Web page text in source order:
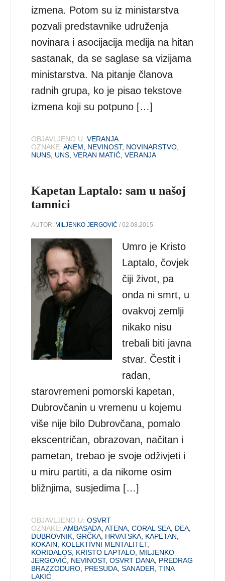
izmena. Potom su iz ministarstva
pozvali predstavnike udruženja
novinara i asocijacija medija na hitan
sastanak, da se saglase sa vizijama
ministarstva. Na pitanje članova
radnih grupa, ko je pisao tekstove
izmena koji su potpuno […]
OBJAVLJENO U: VERANJA
OZNAKE: ANEM NEVINOST, NOVINARSTVO
NUNS UNS ,VERAN MATIĆ ,VERANJA
Kapetan Laptalo: sam u našoj
tamnici
AUTOR: MILJENKO JERGOVIĆ / 02.08.2015.
Umro je Kristo
Laptalo, čovjek
čiji život, pa
onda ni smrt, u
ovakvoj zemlji
nikako nisu
trebali biti javna
stvar. Čestit i
radan,
starovremeni pomorski kapetan,
Dubrovčanin u vremenu u kojemu
više nije bilo Dubrovčana, pomalo
ekscentričan, obrazovan, načitan i
pametan, trebao je svoje odživjeti i
u miru partiti, a da nikome osim
bližnjima, susjedima […]
OBJAVLJENO U: OSVRT
OZNAKE: AMBASADA ,ATENA ,CORAL SEA DEA
DUBROVNIK ,GRČKA HRVATSKA KAPETAN
KOKAIN
KOLEKTIVNI MENTALITET,
KORIDALOS KRISTO LAPTALO MILJENKO
JERGOVIĆ NEVINOST,OSVRT DANA PREDRAG
BRAZZODURO PRESUDA ,SANADER ,TINA
LAKIĆ